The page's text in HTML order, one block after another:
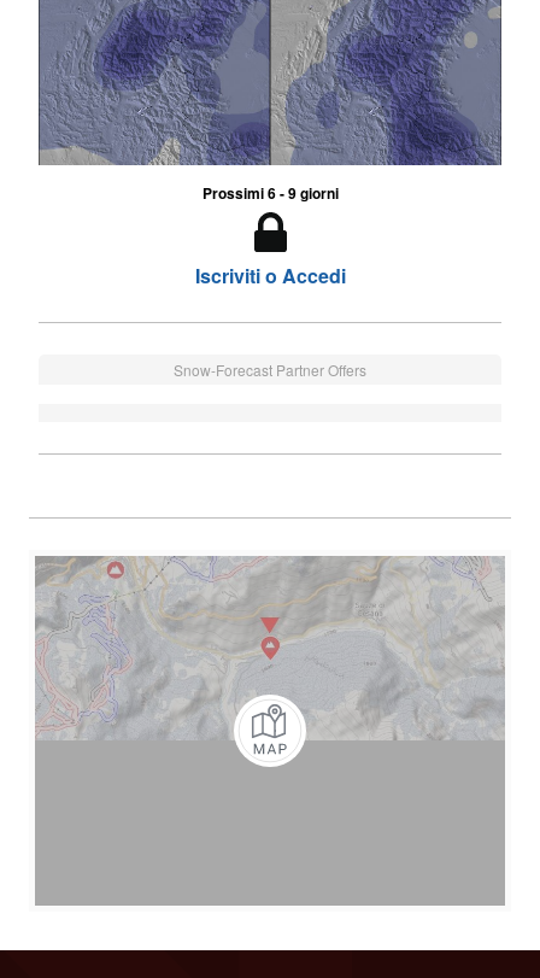
Prossimi 6 - 9 giorni
Iscriviti o Accedi
Snow-Forecast Partner Offers